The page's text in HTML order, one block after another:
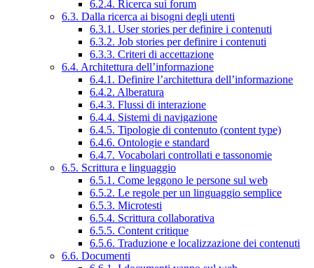
6.2.4. Ricerca sui forum
6.3. Dalla ricerca ai bisogni degli utenti
6.3.1. User stories per definire i contenuti
6.3.2. Job stories per definire i contenuti
6.3.3. Criteri di accettazione
6.4. Architettura dell’informazione
6.4.1. Definire l’architettura dell’informazione
6.4.2. Alberatura
6.4.3. Flussi di interazione
6.4.4. Sistemi di navigazione
6.4.5. Tipologie di contenuto (content type)
6.4.6. Ontologie e standard
6.4.7. Vocabolari controllati e tassonomie
6.5. Scrittura e linguaggio
6.5.1. Come leggono le persone sul web
6.5.2. Le regole per un linguaggio semplice
6.5.3. Microtesti
6.5.4. Scrittura collaborativa
6.5.5. Content critique
6.5.6. Traduzione e localizzazione dei contenuti
6.6. Documenti